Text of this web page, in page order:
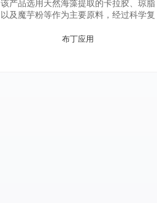
该产品选用天然海藻提取的卡拉胶、琼脂
以及魔芋粉等作为主要原料，经过科学复
构的布丁，如脆、嫩或软弹等。
布丁应用